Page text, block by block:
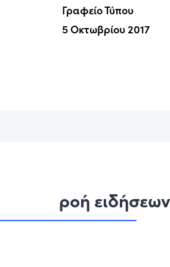
Γραφείο Τύπου
5 Οκτωβρίου 2017
ροή ειδήσεων